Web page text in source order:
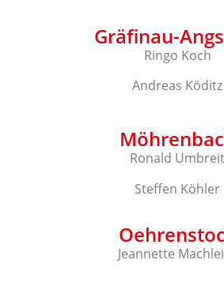
Gräfinau-
Ringo Koch
Andreas Köditz
Ronald Umbreit
Steffen Köhler
Jeannette